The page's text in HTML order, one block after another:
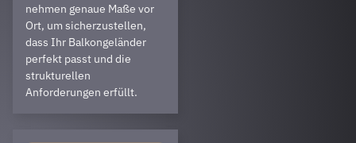
nehmen genaue Maße vor
Ort, um sicherzustellen,
dass Ihr Balkongeländer
perfekt passt und die
strukturellen
Anforderungen erfüllt.